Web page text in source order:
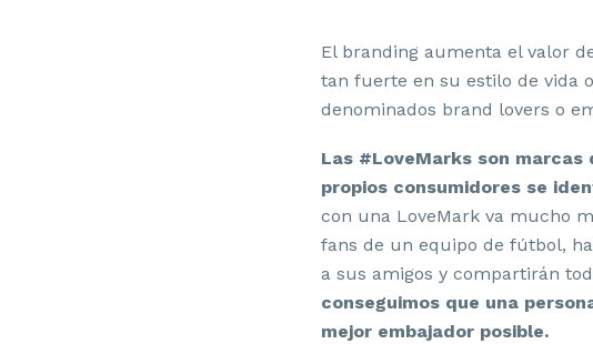
El branding aumenta el valor
tan fuerte en su estilo de vida
denominados brand lovers o
Las #LoveMarks son
propios consumidores se
con una LoveMark va mucho
fans de un equipo de fútbol,
a sus amigos y compartirán
conseguimos que una
mejor embajador posible.